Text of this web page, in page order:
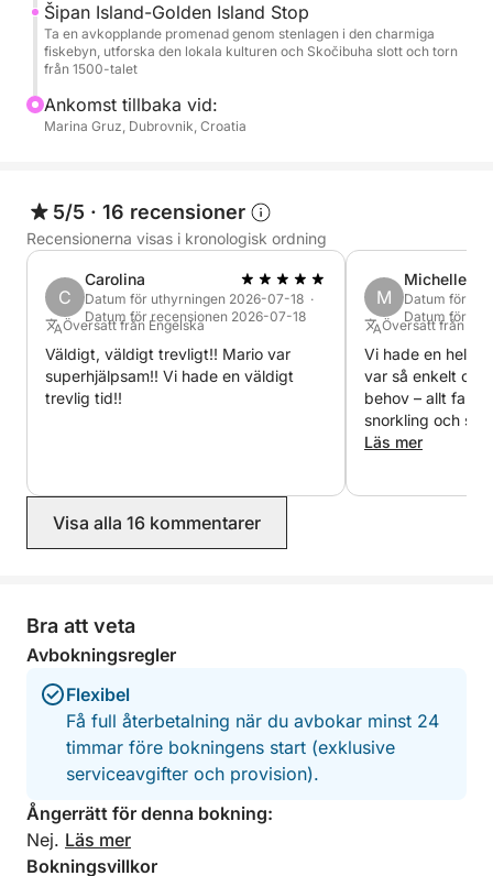
- Bränsle
KAN HYRAS:
- 10:00-14:00 (halvdag)
- 10:00-18:00 (heldag)
Om du har några frågor är du välkommen att
kontakta mig via Click and Boat,
Jag hjälper dig gärna.
Šipan Island-Golden Island Stop
Ta en avkopplande promenad genom stenlagen i den charmiga
fiskebyn, utforska den lokala kulturen och Skočibuha slott och torn
från 1500-talet
Ankomst tillbaka vid:
Marina Gruz, Dubrovnik, Croatia
5/5 · 16 recensioner
Recensionerna visas i kronologisk ordning
C
Carolina
Datum för uthyrningen 2026-07-18 ·
Datum för recensionen 2026-07-18
Översatt från Engelska
Väldigt, väldigt trevligt!! Mario var
superhjälpsam!! Vi hade en väldigt
trevlig tid!!
M
Michelle
Datum för
Datum för
Översatt från
Vi hade en helt
var så enkelt
behov – allt
snorkling och
drinkar.
Läs mer
Visa alla 16 kommentarer
Bra att veta
Avbokningsregler
Flexibel
Få full återbetalning när du avbokar minst 24
timmar före bokningens start (exklusive
serviceavgifter och provision).
Ångerrätt för denna bokning:
Nej. Läs mer
Bokningsvillkor